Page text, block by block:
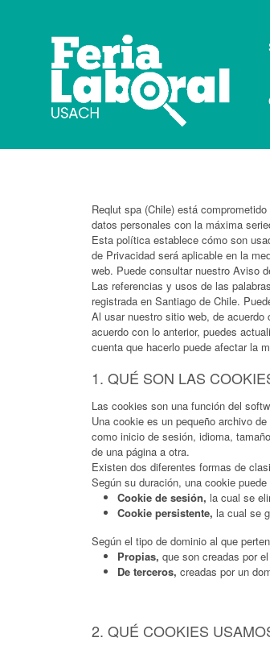
Reqlut spa (Chile) está
datos personales con la máxima
Esta política establece cómo son
de Privacidad será aplicable en la
web. Puede consultar nuestro Aviso
Las referencias y usos de las
registrada en Santiago de Chile.
Al usar nuestro sitio web, de
acuerdo con lo anterior, puedes
cuenta que hacerlo puede afectar la
1. QUÉ SON LAS
Las cookies son una función del
Una cookie es un pequeño archivo
como inicio de sesión, idioma,
de una página a otra.
Existen dos diferentes formas de
Según su duración, una cookie puede
Cookie de sesión, la cual se
Cookie persistente, la cual se
Según el tipo de dominio al que
Propias, que son creadas por
De terceros, creadas por un
2. QUÉ COOKIES